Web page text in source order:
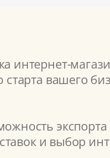
интернет-
вашего
и выбор